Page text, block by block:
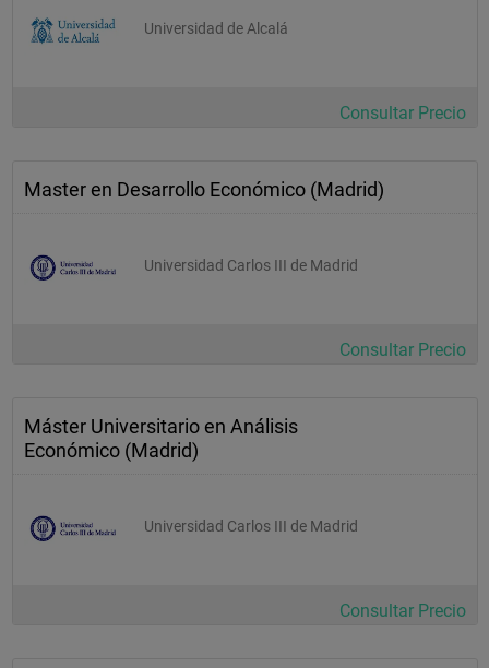
Universidad de Alcalá
Consultar Precio
Master en Desarrollo Económico (Madrid)
Universidad Carlos III de Madrid
Consultar Precio
Máster Universitario en Análisis
Económico (Madrid)
Universidad Carlos III de Madrid
Consultar Precio